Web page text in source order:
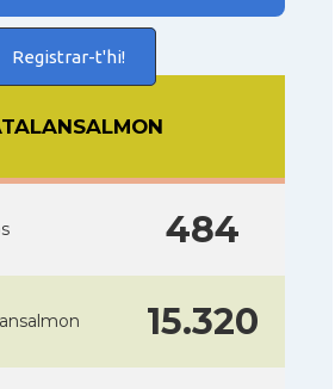
Registrar-t'hi!
484
15.320